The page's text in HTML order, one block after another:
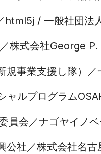
html5j / 一般社団法
株式会社George
事業支援し隊）
ルプログラム
員会 ナゴヤイノ
公社 株式会社名古